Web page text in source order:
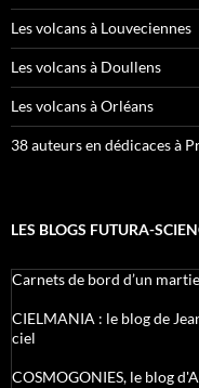
Les volcans à Louveciennes
Les volcans à Doullens
Les volcans à Orléans
38 auteurs en dédicaces à
LES BLOGS FUTURA-
Carnets de bord d’un
CIELMANIA : le blog de
ciel
COSMOGONIES, le blog